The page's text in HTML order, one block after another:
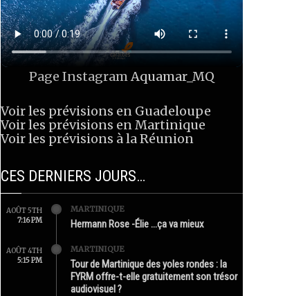
Page InstagramAquamar_MQ
Voir les prévisions en Guadeloupe
Voir les prévisions en Martinique
Voir les prévisions à la Réunion
CES DERNIERS JOURS…
AOÛT 5TH
7:16 PM
MARTINIQUE
Hermann Rose -Élie …ça va mieux
AOÛT 4TH
5:15 PM
MARTINIQUE
Tour de Martinique des yoles rondes : la
FYRM offre-t-elle gratuitement son trésor
audiovisuel ?